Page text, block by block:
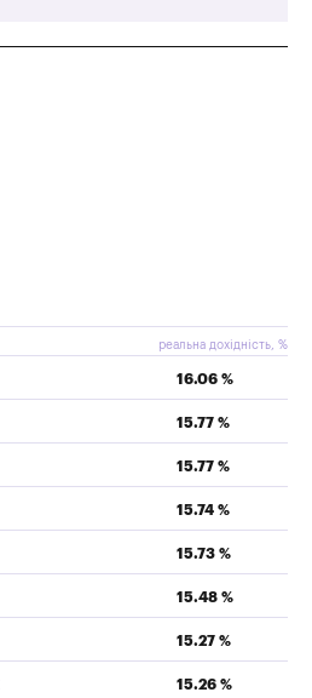
реальна дохідність, %
16.06 %
15.77 %
15.77 %
15.74 %
15.73 %
15.48 %
15.27 %
15.26 %